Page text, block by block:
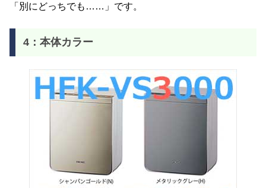
「別にどっちでも……」です。
4：本体カラー